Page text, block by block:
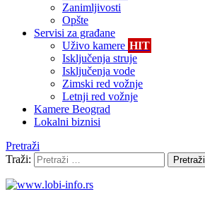
Zanimljivosti
Opšte
Servisi za građane
Uživo kamere HIT
Isključenja struje
Isključenja vode
Zimski red vožnje
Letnji red vožnje
Kamere Beograd
Lokalni biznisi
Pretraži
Traži:
Pretraži